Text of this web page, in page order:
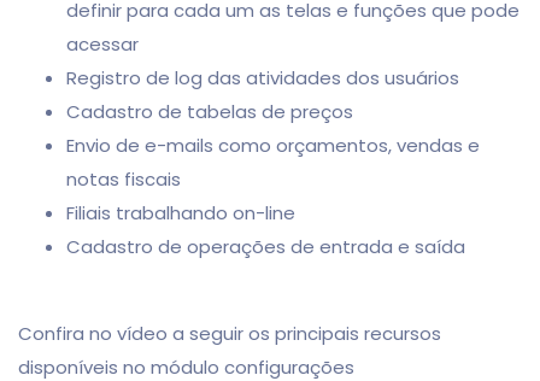
definir para cada um as telas e funções que pode
acessar
Registro de log das atividades dos usuários
Cadastro de tabelas de preços
Envio de e-mails como orçamentos, vendas e
notas fiscais
Filiais trabalhando on-line
Cadastro de operações de entrada e saída
Confira no vídeo a seguir os principais recursos
disponíveis no módulo configurações